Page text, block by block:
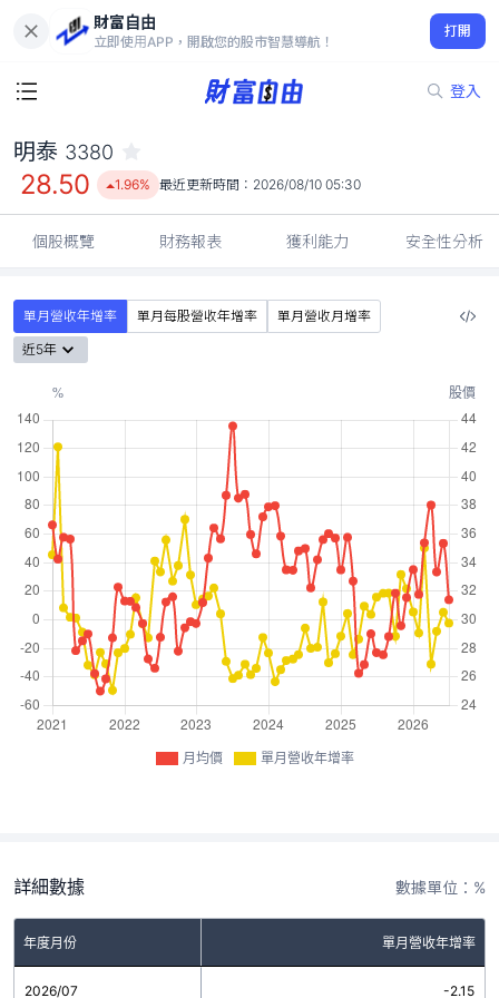
財富自由
立即使用APP，開啟您的股市智慧導航！
打開
登入
28.50
1.96%
明泰 3380
28.50 1.96% 最近更新時間： 2026/08/10 05:30
個股概覽 財務報表 獲利能力 安全性分析
單月營收年增率 單月每股營收年增率
單月營收月增率
近5年
月均價 單月營收年增率
詳細數據 數據單位：%
年度月份 單月營收年增率
2026/07 -2.15